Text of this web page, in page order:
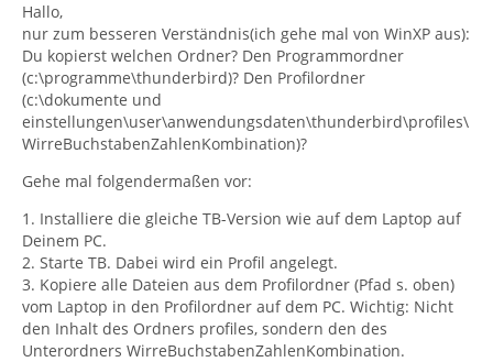
Hallo,
nur zum besseren Verständnis(ich gehe mal von WinXP aus):
Du kopierst welchen Ordner? Den Programmordner
(c:\programme\thunderbird)? Den Profilordner
(c:\dokumente und
einstellungen\user\anwendungsdaten\thunderbird\profiles\
WirreBuchstabenZahlenKombination)?
Gehe mal folgendermaßen vor:
1. Installiere die gleiche TB-Version wie auf dem Laptop auf
Deinem PC.
2. Starte TB. Dabei wird ein Profil angelegt.
3. Kopiere alle Dateien aus dem Profilordner (Pfad s. oben)
vom Laptop in den Profilordner auf dem PC. Wichtig: Nicht
den Inhalt des Ordners profiles, sondern den des
Unterordners WirreBuchstabenZahlenKombination.